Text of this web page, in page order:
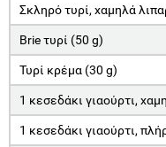
Σκληρό τυρί, χαμηλά
Brie τυρί (50 g)
Τυρί κρέμα (30 g)
1 κεσεδάκι γιαούρτι,
1 κεσεδάκι γιαούρτι,